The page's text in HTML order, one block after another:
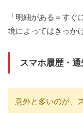
「明細がある＝す
境によってはきっか
スマホ履歴・
意外と多いのが、